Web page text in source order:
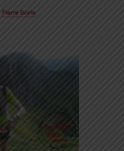
Pierre Borie